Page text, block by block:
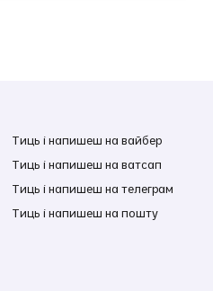
Тиць і напишеш на вайбер
Тиць і напишеш на ватсап
Тиць і напишеш на телеграм
Тиць і напишеш на пошту